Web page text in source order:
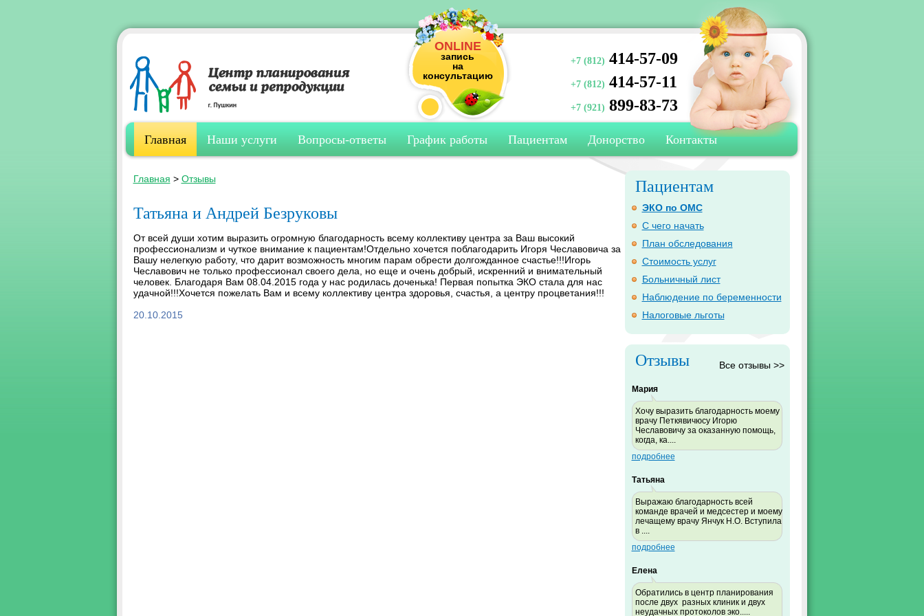
ONLINE
запись
на
консультацию
+7 (812) 414-57-09
+7 (812) 414-57-11
+7 (921) 899-83-73
Главная Наши услуги Вопросы-ответы График работы Пациентам Донорство Контакты
Главная > Отзывы
Татьяна и Андрей Безруковы
От всей души хотим выразить огромную благодарность всему коллективу центра за Ваш высокий
профессионализм и чуткое внимание к пациентам!Отдельно хочется поблагодарить Игоря Чеславовича за
Вашу нелегкую работу, что дарит возможность многим парам обрести долгожданное счастье!!!Игорь
Чеславович не только профессионал своего дела, но еще и очень добрый, искренний и внимательный
человек. Благодаря Вам 08.04.2015 года у нас родилась доченька! Первая попытка ЭКО стала для нас
удачной!!!Хочется пожелать Вам и всему коллективу центра здоровья, счастья, а центру процветания!!!
20.10.2015
Пациентам
ЭКО по ОМС
С чего начать
План обследования
Стоимость услуг
Больничный лист
Наблюдение по беременности
Налоговые льготы
Отзывы Все отзывы >>
Мария
Хочу выразить благодарность моему
врачу Петкявичюсу Игорю
Чеславовичу за оказанную помощь,
когда, ка....
подробнее
Татьяна
Выражаю благодарность всей
команде врачей и медсестер и моему
лечащему врачу Янчук Н.О. Вступила
в ....
подробнее
Елена
Обратились в центр планирования
после двух разных клиник и двух
неудачных протоколов эко.....